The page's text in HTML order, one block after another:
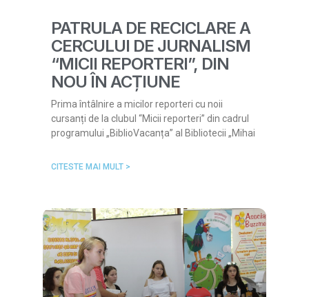
PATRULA DE RECICLARE A
CERCULUI DE JURNALISM
“MICII REPORTERI”, DIN
NOU ÎN ACȚIUNE
Prima întâlnire a micilor reporteri cu noii
cursanți de la clubul “Micii reporteri” din cadrul
programului „BiblioVacanța” al Bibliotecii „Mihai
CITESTE MAI MULT >